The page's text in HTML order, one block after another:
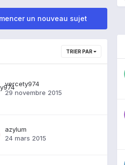
un nouveau sujet
TRIER PAR
vercety974
29 novembre 2015
azylum
24 mars 2015